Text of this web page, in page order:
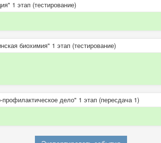
1 этап (тестирование)
биохимия" 1 этап (тестирование)
дело" 1 этап (пересдача 1)